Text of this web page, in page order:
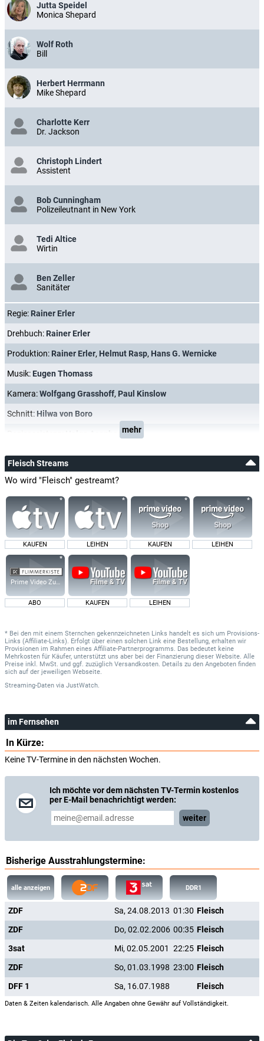
Jutta Speidel
Monica Shepard
Wolf Roth
Bill
Herbert Herrmann
Mike Shepard
Charlotte Kerr
Dr. Jackson
Christoph Lindert
Assistent
Bob Cunningham
Polizeileutnant in New York
Tedi Altice
Wirtin
Ben Zeller
Sanitäter
Regie: Rainer Erler
Drehbuch: Rainer Erler
Produktion: Rainer Erler, Helmut Rasp, Hans G. Wernicke
Musik: Eugen Thomass
Kamera:Wolfgang Grasshoff, Paul Kinslow
Schnitt: Hilwa von Boro
Helga Asenbaummehr
Fleisch Streams
Wo wird "Fleisch" gestreamt?
KAUFEN LEIHEN KAUFEN LEIHEN
Prime Video Zusatz-Kanäle
ABO KAUFEN LEIHEN
* Bei den mit einem Sternchen gekennzeichneten Links handelt es sich um Provisions-
Links (Affiliate-Links). Erfolgt über einen solchen Link eine Bestellung, erhalten wir
Provisionen im Rahmen eines Affiliate-Partnerprogramms. Das bedeutet keine
Mehrkosten für Käufer, unterstützt uns aber bei der Finanzierung dieser Website. Alle
Preise inkl. MwSt. und ggf. zuzüglich Versandkosten. Details zu den Angeboten finden
sich auf der jeweiligen Webseite.
Streaming-Daten via JustWatch.
im Fernsehen
In Kürze:
Keine TV-Termine in den nächsten Wochen.
Ich möchte vor dem nächsten TV-Termin kostenlos
per E-Mail benachrichtigt werden:
weiter
Bisherige Ausstrahlungstermine:
alle anzeigen DDR1
ZDF Sa, 24.08.2013 01:30 Fleisch
ZDF
Do, 02.02.2006 00:35 Fleisch
3sat
Mi, 02.05.2001 22:25 Fleisch
ZDF
So, 01.03.1998 23:00 Fleisch
DFF 1
Sa, 16.07.1988 Fleisch
Daten & Zeiten kalendarisch. Alle Angaben ohne Gewähr auf Vollständigkeit.